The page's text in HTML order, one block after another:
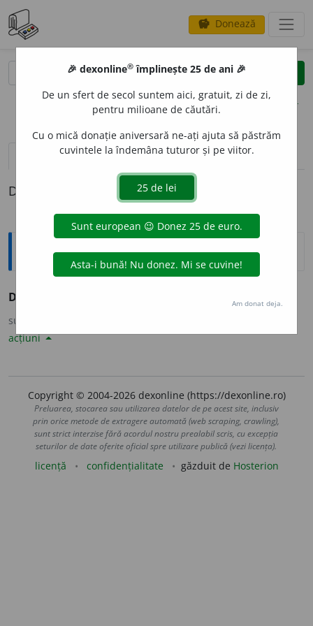
savings Donează
clear
opțiuni
definiții (1) pronunțievolume_up (50)
Definiția cu ID-ul 894919:
Explicative DEX
DA
sursa:
acțiuni
Copyright © 2004-2026 dexonline (https://dexonline.ro)
Preluarea, stocarea sau utilizarea datelor de pe acest site, inclusiv
prin orice metode de extragere automată (web scraping, crawling),
sunt strict interzise fără acordul nostru prealabil scris, cu excepția
seturilor de date oferite oficial spre utilizare publică (vezi licența).
licență confidențialitate găzduit de Hosterion
🎉 dexonline® împlinește 25 de ani 🎉
De un sfert de secol suntem aici, gratuit, zi de zi,
pentru milioane de căutări.
Cu o mică donație aniversară ne-ați ajuta să păstrăm
cuvintele la îndemâna tuturor și pe viitor.
Am donat deja.